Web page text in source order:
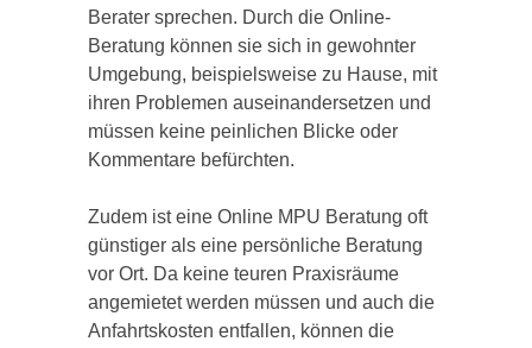
Berater sprechen. Durch die Online-
Beratung können sie sich in gewohnter
Umgebung, beispielsweise zu Hause, mit
ihren Problemen auseinandersetzen und
müssen keine peinlichen Blicke oder
Kommentare befürchten.
Zudem ist eine Online MPU Beratung oft
günstiger als eine persönliche Beratung
vor Ort. Da keine teuren Praxisräume
angemietet werden müssen und auch die
Anfahrtskosten entfallen, können die